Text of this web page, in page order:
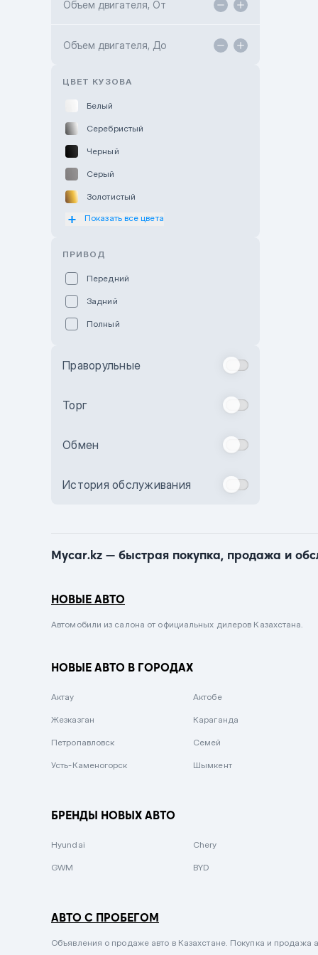
Hyundai ShymCity
Объем двигателя, От
Объем двигателя, До
ЦВЕТ КУЗОВА
Белый
Серебристый
Черный
Серый
Золотистый
Оранжевый
Бежевый
Комбинированный
Серый металлик
Черный металлик
Стальной
Серебристый металлик
Бело-Дымчатый
Светло-зелёный металлик
Бирюзовый
Зеленый металлик
Показать все цвета
ПРИВОД
Передний
Задний
Полный
Праворульные
Торг
Обмен
История обслуживания
Mycar.kz — быстрая покупка, продажа и
НОВЫЕ АВТО
Автомобили из салона от официальных дилеров Казахстана.
НОВЫЕ АВТО В ГОРОДАХ
Актау Актобе
Жезказган Караганда
Петропавловск Семей
Усть-Каменогорск Шымкент
БРЕНДЫ НОВЫХ АВТО
Hyundai Chery
GWM BYD
АВТО С ПРОБЕГОМ
Объявления о продаже авто в Казахстане. Покупка и продажа